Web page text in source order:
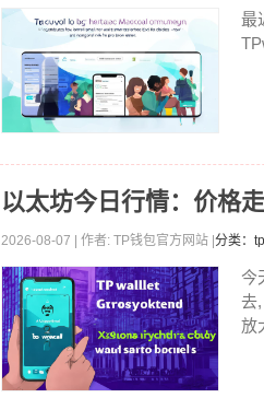
最
以太坊今日行情：价格
2026-08-07 | 作者: TP钱包官方网站 | 分类：
今
去
放